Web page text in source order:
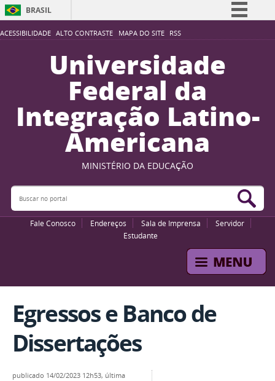
ACESSIBILIDADE ALTO CONTRASTE MAPA DO SITE RSS
BRASIL
Simplifique!
Participe
Acesso à informação
Legislação
Canais
Universidade
Federal da
Integração Latino-
Americana
MINISTÉRIO DA EDUCAÇÃO
Buscar no portal
Fale Conosco Endereços Sala de Imprensa
Servidor
Estudante
Egressos e Banco de
Dissertações
publicado 14/02/2023 12h53, última